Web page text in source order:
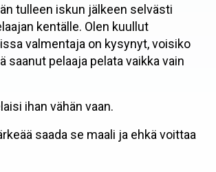
tulleen iskun jälkeen selvästi
kentälle. Olen kuullut
valmentaja on kysynyt, voisiko
saanut pelaaja pelata vaikka vain
ihan vähän vaan.
saada se maali ja ehkä voittaa